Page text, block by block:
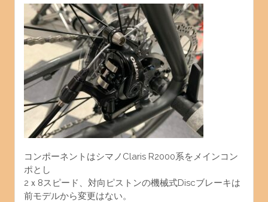
コンポーネントはシマノClaris R2000系をメインコン
ポとし
2ｘ8スピード、対向ピストンの機械式Discブレーキは
前モデルから変更はない。